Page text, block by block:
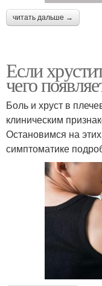
читать дальше →
Если
чего
Боль и хруст в
клиническим
Остановимся на
симптоматике